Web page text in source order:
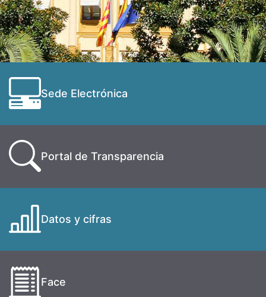
Sede Electrónica
Portal de Transparencia
Datos y cifras
Face